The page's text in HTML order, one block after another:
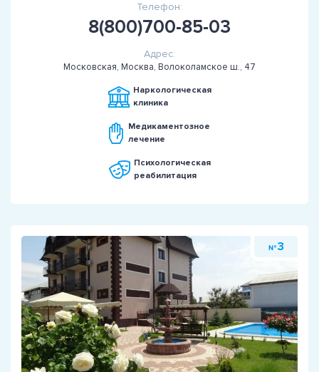
Телефон:
8(800)700-85-03
Адрес:
Московская, Москва, Волоколамское ш., 47
Наркологическая
клиника
Медикаментозное
лечение
Психологическая
реабилитация
№ 3